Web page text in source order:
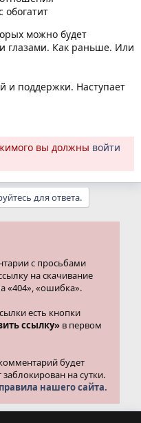
обогатит
можно будет
глазами. Как раньше. Или
и поддержки. Наступает
вы должны войти
для ответа.
с просьбами
на скачивание
«404», «ошибка».
есть кнопки
ссылку» в первом
будет
на сутки.
правила нашего сайта.